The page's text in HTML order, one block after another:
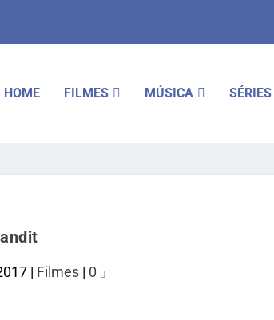
HOME FILMES MÚSICA SÉRIES
| Filmes| 0